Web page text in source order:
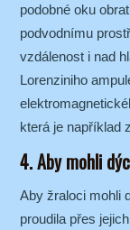
podobné oku
podvodnímu
vzdálenost i nad
Lorenziniho
která je například
4. Aby mohli
Aby žraloci mohli
proudila přes